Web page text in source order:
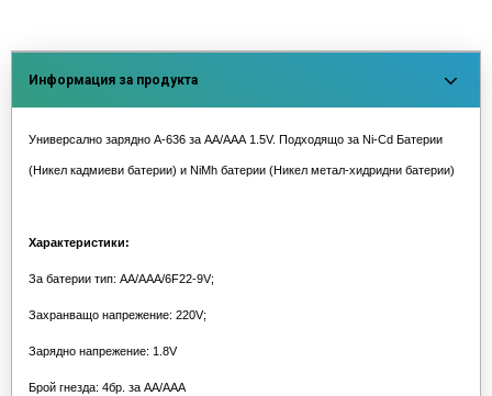
Информация за продукта
Универсално зарядно A-636 за AA/ААА 1.5V. Подходящо за Ni-Cd Батерии
(Никел кадмиеви батерии) и NiMh батерии (Никел метал-хидридни батерии)
Характеристики:
За батерии тип: АА/ААА/6F22-9V;
Захранващо напрежение: 220V;
Зарядно напрежение: 1.8V
Брой гнезда: 4бр. за АА/ААА